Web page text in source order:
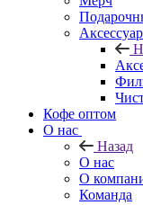
Кофе оптом
О нас
Назад
О нас
О
Команда